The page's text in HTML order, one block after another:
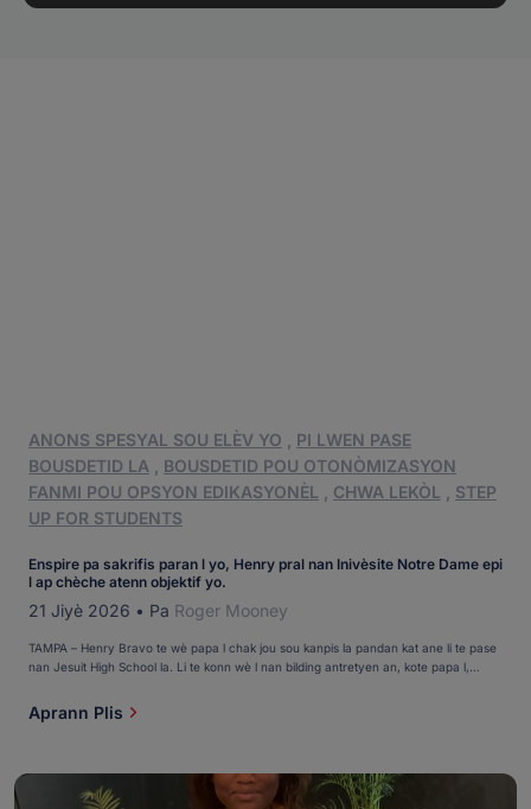
ANONS SPESYAL SOU ELÈV YO
PI LWEN PASE
BOUSDETID LA
BOUSDETID POU OTONÒMIZASYON
FANMI POU OPSYON EDIKASYONÈL
CHWA LEKÒL
STEP
UP FOR STUDENTS
Enspire pa sakrifis paran l yo, Henry pral nan Inivèsite Notre Dame epi
l ap chèche atenn objektif yo.
21 Jiyè 2026 • Pa Roger Mooney
TAMPA – Henry Bravo te wè papa l chak jou sou kanpis la pandan kat ane li te pase
nan Jesuit High School la. Li te konn wè l nan bilding antretyen an, kote papa l,
anplwaye yo. Yo te konn rankontre nan koulwa oubyen nan chemen pyeton. […]
Aprann Plis